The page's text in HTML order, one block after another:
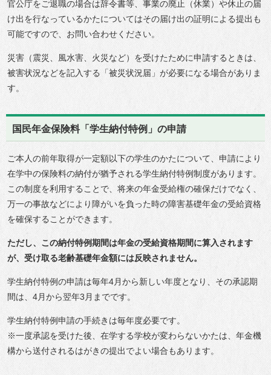
官公庁をご退職の場合は辞令書等、事業の廃止（休業）や休止の届
け出を行なっているかたについてはその届け出の証明による提出も
可能ですので、お問い合わせください。
災害（震災、風水害、火災など）を受けたために申請するときは、
被害状況などを記入する「被災状況届」が必要になる場合がありま
す。
国民年金保険料「学生納付特例」の申請
ご本人の前年取得が一定額以下の学生のかたについて、申請により
在学中の保険料の納付が猶予される学生納付特例制度があります。
この制度を利用することで、将来の年金受給権の確保だけでなく、
万一の事故などにより障がいを負った時の障害基礎年金の受給資格
を確保することができます。
ただし、この納付特例期間は年金の受給資格期間に算入されます
が、受け取る老齢基礎年金額には反映されません。
学生納付特例の申請は毎年4月から新しい年度となり、その承認期
間は、4月から翌年3月までです。
学生納付特例申請の手続きは毎年度必要です。
※一度承認を受けた後、在学する学校が変わらないかたは、年金機
構から送付されるはがきの提出でよい場合もあります。